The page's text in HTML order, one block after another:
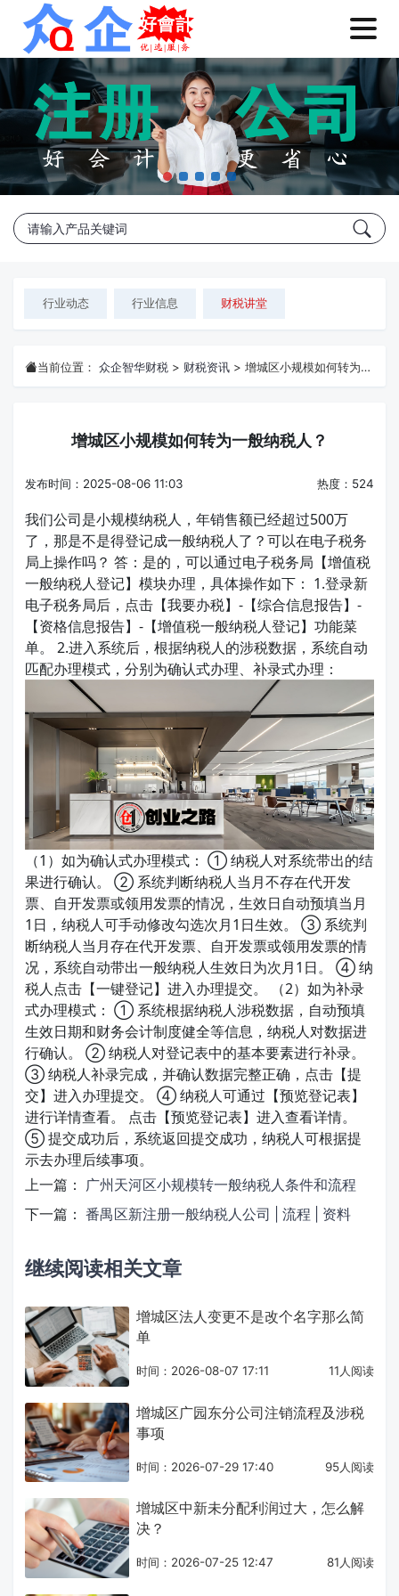
行业动态 行业信息 财税讲堂
当前位置： 众企智华财税 > 财税资讯 > 增城区小规模如何转为一般纳税人？
增城区小规模如何转为一般纳税人？
发布时间：2025-08-06 11:03 热度：524
我们公司是小规模纳税人，年销售额已经超过500万
了，那是不是得登记成一般纳税人了？可以在电子税务
局上操作吗？ 答：是的，可以通过电子税务局【增值税
一般纳税人登记】模块办理，具体操作如下： 1.登录新
电子税务局后，点击【我要办税】-【综合信息报告】-
【资格信息报告】-【增值税一般纳税人登记】功能菜
单。 2.进入系统后，根据纳税人的涉税数据，系统自动
匹配办理模式，分别为确认式办理、补录式办理：
（1）如为确认式办理模式： ① 纳税人对系统带出的结
果进行确认。 ② 系统判断纳税人当月不存在代开发
票、自开发票或领用发票的情况，生效日自动预填当月
1日，纳税人可手动修改勾选次月1日生效。 ③ 系统判
断纳税人当月存在代开发票、自开发票或领用发票的情
况，系统自动带出一般纳税人生效日为次月1日。 ④ 纳
税人点击【一键登记】进入办理提交。 （2）如为补录
式办理模式： ① 系统根据纳税人涉税数据，自动预填
生效日期和财务会计制度健全等信息，纳税人对数据进
行确认。 ② 纳税人对登记表中的基本要素进行补录。
③ 纳税人补录完成，并确认数据完整正确，点击【提
交】进入办理提交。 ④ 纳税人可通过【预览登记表】
进行详情查看。 点击【预览登记表】进入查看详情。
⑤ 提交成功后，系统返回提交成功，纳税人可根据提
示去办理后续事项。
上一篇： 广州天河区小规模转一般纳税人条件和流程
下一篇： 番禺区新注册一般纳税人公司 | 流程 | 资料
继续阅读相关文章
增城区法人变更不是改个名字那么简
单
时间：2026-08-07 17:11 11人阅读
增城区广园东分公司注销流程及涉税
事项
时间：2026-07-29 17:40 95人阅读
增城区中新未分配利润过大，怎么解
决？
时间：2026-07-25 12:47 81人阅读